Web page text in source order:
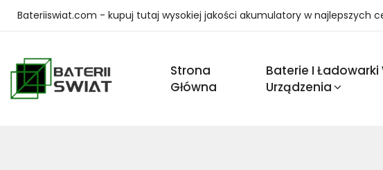
Bateriiswiat.com - kupuj tutaj wysokiej jakości akumulatory w najlepszych
Strona
Główna
Baterie I Ładowarki
Urządzenia